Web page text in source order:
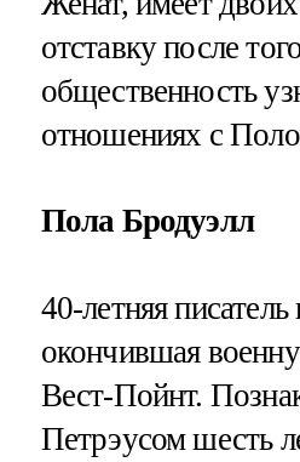
отставку после
общественность
отношениях с
Пола Бродуэлл
40-летняя
окончившая
Вест-Пойнт.
Петрэусом шесть